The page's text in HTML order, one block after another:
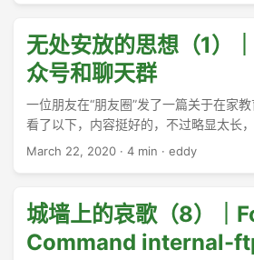
的缘故问甚么话。 28 若有人对你们说：
为那告诉你们的人，并为良心的缘故不
你的，乃是他的。我这自由为甚么被别
若谢恩而吃，为甚么因我谢恩的物被人
或吃或喝，无论做甚么，都要为荣耀神
人，是希腊人，是神的教会，你们都不
我凡事都叫众人喜欢，不求自己的益处
他们得救。 ...
无处安放的思想（1）
众号和聊天群
一位朋友在“朋友圈”发了一篇关于在家教
看了以下，内容挺好的，不过略显太长
以顺手留言告知了一下我的感想。朋友
March 22, 2020 · 4 min · eddy
城墙上的哀歌（8）｜
Command internal-